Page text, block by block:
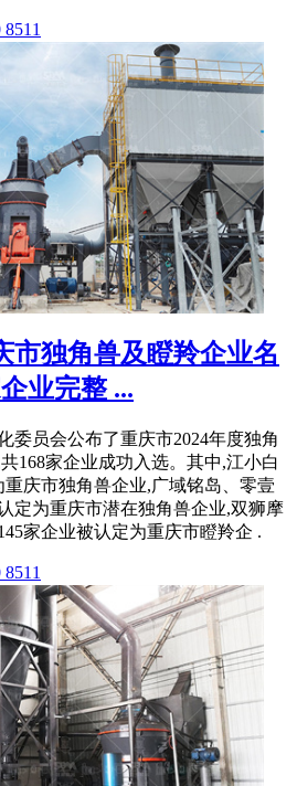
市独角兽及瞪羚企业名
业完整 ...
委员会公布了重庆市2024年度独角
168家企业成功入选。其中,江小白
庆市独角兽企业,广域铭岛、零壹
定为重庆市潜在独角兽企业,双狮摩
家企业被认定为重庆市瞪羚企 .